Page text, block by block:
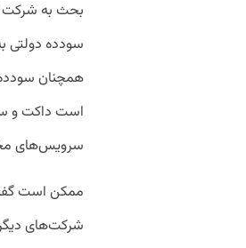
بحث به شرکت
سودده دولتی
همچنان
است داکت و
سرویس‌های
ممکن است